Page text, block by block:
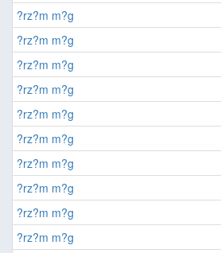
?rz?m m?g
?rz?m m?g
?rz?m m?g
?rz?m m?g
?rz?m m?g
?rz?m m?g
?rz?m m?g
?rz?m m?g
?rz?m m?g
?rz?m m?g